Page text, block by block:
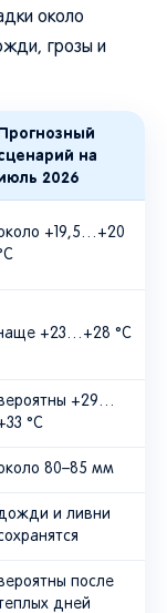
около
грозы и
на
2026
+19,5…+20
+23…+28 °C
+29…
°C
80–85 мм
и ливни
после
дней